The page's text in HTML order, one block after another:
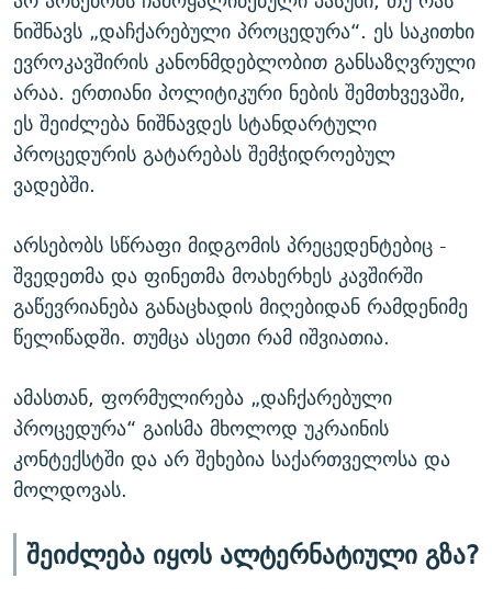
ნიშნავს „დაჩქარებული პროცედურა“. ეს საკითხი
ევროკავშირის კანონმდებლობით განსაზღვრული
არაა. ერთიანი პოლიტიკური ნების შემთხვევაში,
ეს შეიძლება ნიშნავდეს სტანდარტული
პროცედურის გატარებას შემჭიდროებულ
ვადებში.
არსებობს სწრაფი მიდგომის პრეცედენტებიც -
შვედეთმა და ფინეთმა მოახერხეს კავშირში
გაწევრიანება განაცხადის მიღებიდან რამდენიმე
წელიწადში. თუმცა ასეთი რამ იშვიათია.
ამასთან, ფორმულირება „დაჩქარებული
პროცედურა“ გაისმა მხოლოდ უკრაინის
კონტექსტში და არ შეხებია საქართველოსა და
მოლდოვას.
შეიძლება იყოს ალტერნატიული გზა?